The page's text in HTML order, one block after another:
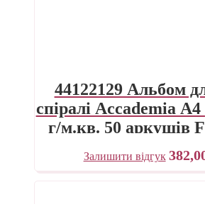
44122129 Альбом
спіралі Accademia
г/м.кв. 50 аркушів
Залишити відгук